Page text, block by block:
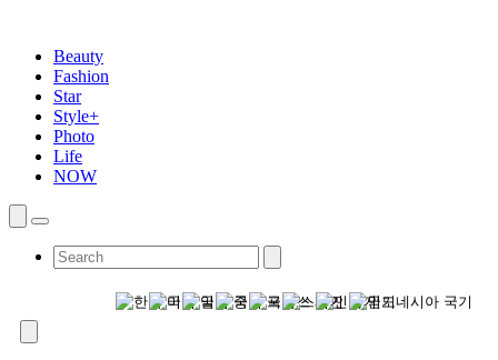
Beauty
Fashion
Star
Style+
Photo
Life
NOW